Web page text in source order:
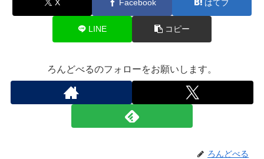
X Facebook はてブ
LINE コピー
ろんどべるのフォローをお願いします。
ろんどべる